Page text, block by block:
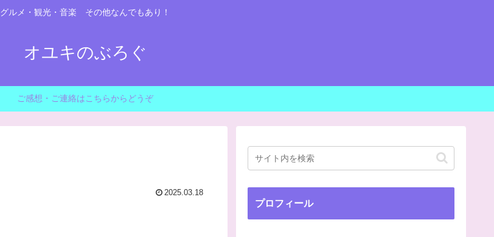
グルメ・観光・音楽 その他なんでもあり！
オユキのぶろぐ
ご感想・ご連絡はこちらからどうぞ
2025.03.18
プロフィール